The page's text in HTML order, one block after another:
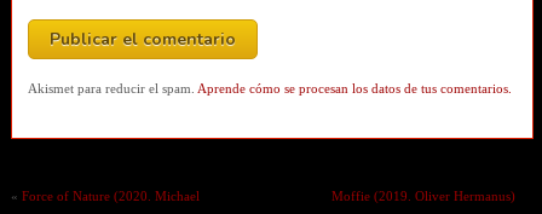
Akismet para reducir el spam. Aprende cómo se procesan los datos de tus comentarios.
« Force of Nature (2020. Michael
Moffie (2019. Oliver Hermanus)